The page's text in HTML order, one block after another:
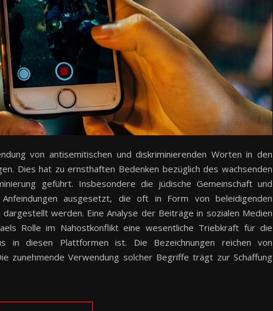
von antisemitischen und diskriminierenden Worten in den
Dies hat zu ernsthaften Bedenken bezüglich des wachsenden
geführt. Insbesondere die jüdische Gemeinschaft und
ausgesetzt, die oft in Form von beleidigenden
werden. Eine Analyse der Beiträge in sozialen Medien
Rolle im Nahostkonflikt eine wesentliche Triebkraft für die
in diesen Plattformen ist. Die Bezeichnungen reichen von
zunehmende Verwendung solcher Begriffe trägt zur Schaffung